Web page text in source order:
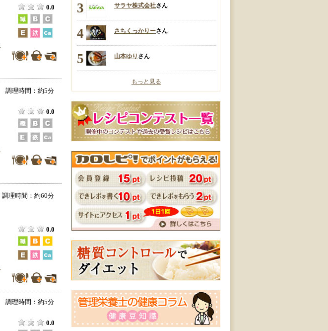
0.0
調理時間：約5分
0.0
調理時間：約60分
0.0
調理時間：約5分
0.0
3 サラヤ株式会社さん
4 さちくっかりーさん
5 山本ゆり さん
もっと見る